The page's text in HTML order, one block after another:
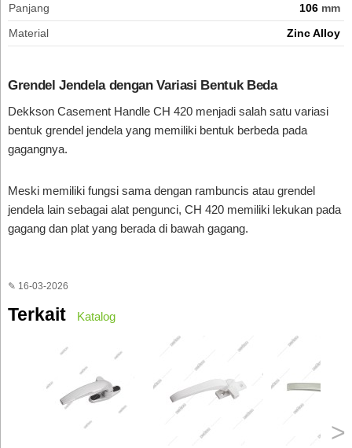
Panjang
106 mm
Material
Zinc Alloy
Grendel Jendela dengan Variasi Bentuk Beda
Dekkson Casement Handle CH 420 menjadi salah satu variasi
bentuk grendel jendela yang memiliki bentuk berbeda pada
gagangnya.
Meski memiliki fungsi sama dengan rambuncis atau grendel
jendela lain sebagai alat pengunci, CH 420 memiliki lekukan pada
gagang dan plat yang berada di bawah gagang.
✎ 16-03-2026
Terkait Katalog
>